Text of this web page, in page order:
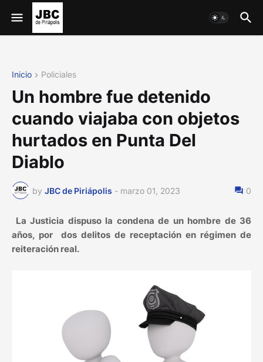
Inicio Policiales
Un hombre fue detenido
cuando viajaba con objetos
hurtados en Punta Del
Diablo
by JBC de Piriápolis - marzo 01, 2023 0
La Justicia dispuso la condena de un hombre de 36
años, por dos delitos de receptación en régimen de
reiteración real.